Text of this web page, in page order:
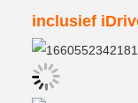
inclusief